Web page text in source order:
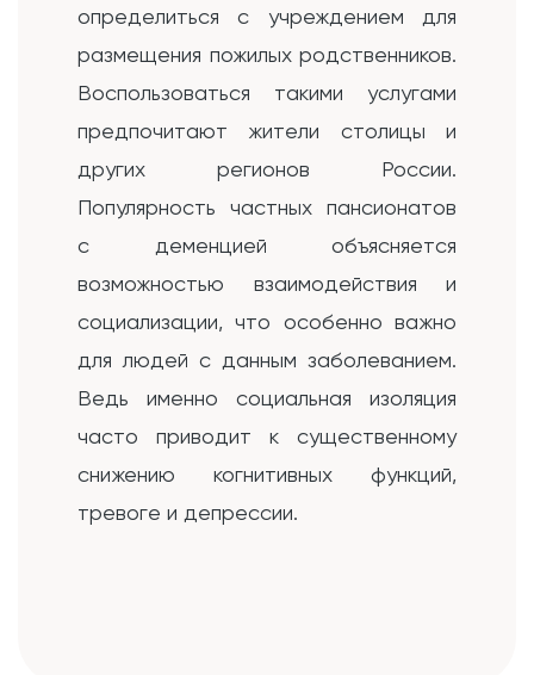
определиться с учреждением для
размещения пожилых родственников.
Воспользоваться такими услугами
предпочитают жители столицы и
других регионов России.
Популярность частных пансионатов
с деменцией объясняется
возможностью взаимодействия и
социализации, что особенно важно
для людей с данным заболеванием.
Ведь именно социальная изоляция
часто приводит к существенному
снижению когнитивных функций,
тревоге и депрессии.